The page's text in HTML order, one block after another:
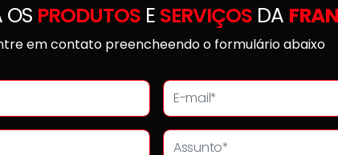
OS PRODUTOSE SERVIÇOSDA
em contato preencheendo o formulário abaixo